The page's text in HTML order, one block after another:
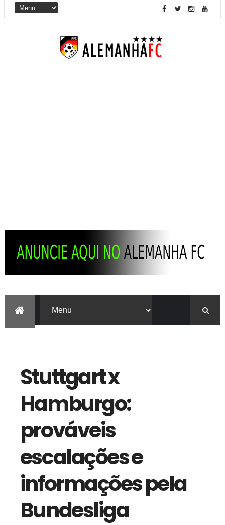
Stuttgart x
Hamburgo:
prováveis
escalações e
informações pela
Bundesliga